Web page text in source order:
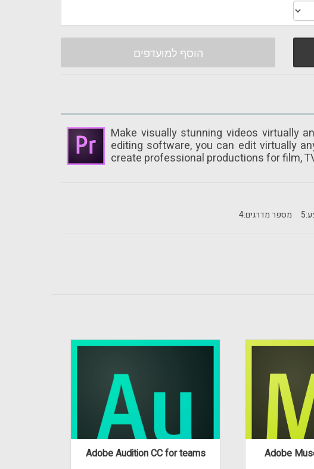
הוסף למועדפים
Make visually stunning videos virtually
editing software, you can edit virtually
create professional productions for film,
מספר מדרגים:4 5
Adobe Audition CC for teams Adobe